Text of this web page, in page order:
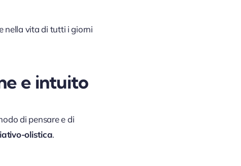
nella vita di tutti i giorni
e intuito
di pensare e di
olistica.